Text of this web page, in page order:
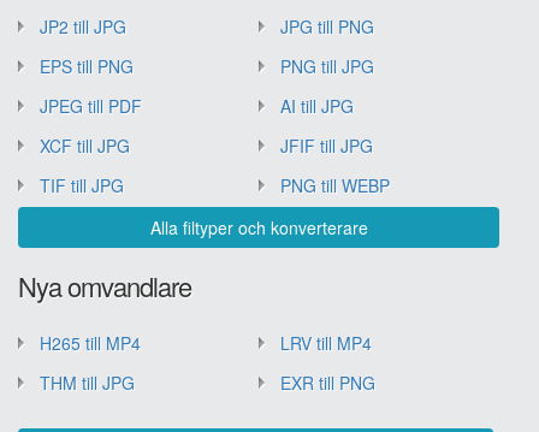
JP2 till JPG
JPG till PNG
EPS till PNG
PNG till JPG
JPEG till PDF
AI till JPG
XCF till JPG
JFIF till JPG
TIF till JPG
PNG till WEBP
Alla filtyper och konverterare
Nya omvandlare
H265 till MP4
LRV till MP4
THM till JPG
EXR till PNG